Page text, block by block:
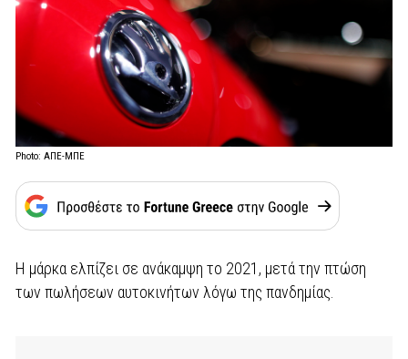
Photo: ΑΠΕ-ΜΠΕ
Η μάρκα ελπίζει σε ανάκαμψη το 2021, μετά την πτώση
των πωλήσεων αυτοκινήτων λόγω της πανδημίας.